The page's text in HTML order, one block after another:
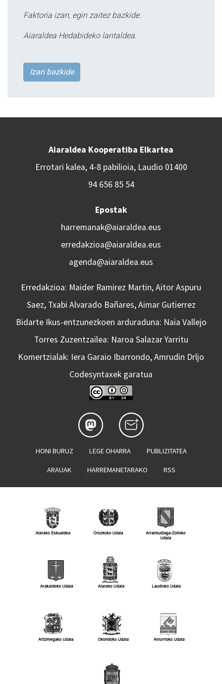
Faktoria izan, egin zaitez bazkide.
Aiaraldea Hedabideko lantaldea.
Izan bazkide
Aiaraldea Kooperatiba Elkartea
Errotari kalea, 4-8 pabilioia, Laudio 01400
94 656 85 54
Epostak
harremanak@aiaraldea.eus
erredakzioa@aiaraldea.eus
agenda@aiaraldea.eus
Erredakzioa: Maider Ramirez Martin, Aitor Aspuru
Saez, Txabi Alvarado Bañares, Aimar Gutierrez
Bidarte Ikus-entzunezkoen arduraduna: Naia Vallejo
Torres Zuzentzailea: Naroa Salazar Yarritu
Komertzialak: Iera Garaio Ibarrondo, Amrudin Drljo
Codesyntaxek garatua
HONI BURUZ LEGE OHARRA PUBLIZITATEA
ARAUAK HARREMANETARAKO RSS